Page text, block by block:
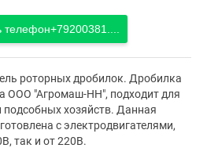
телефон+79200381....
роторных дробилок. Дробилка
ООО "Агромаш-НН", подходит для
хозяйств. Данная
с электродвигателями,
так и от 220В.